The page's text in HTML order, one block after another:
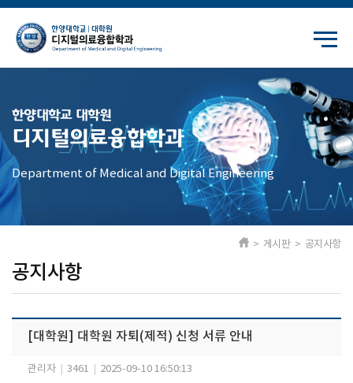
한양대학교 대학원
디지털의료융합학과
Department of Medical and Digital Engineering
공지사항
> 게시판 > 공지사항
[대학원] 대학원 자퇴(제적) 신청 서류 안내
관리자 3461 2025-09-10 16:50:13